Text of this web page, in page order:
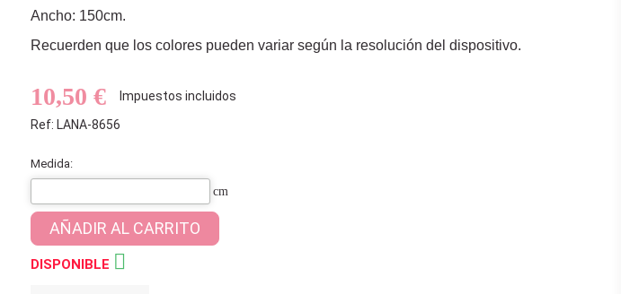
Ancho: 150cm.
Recuerden que los colores pueden variar según la resolución del dispositivo.
10,50 €
Impuestos incluidos
Ref: LANA-8656
Medida:
cm
AÑADIR AL CARRITO
DISPONIBLE 